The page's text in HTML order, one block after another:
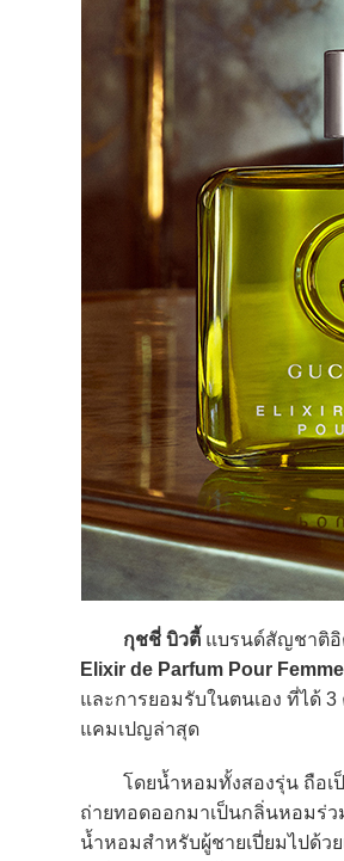
กุชชี่ บิวตี้ แบรนด์สัญชาติอิ
Elixir de Parfum Pour Femme
และการยอมรับในตนเอง ที่ได้
แคมเปญล่าสุด
โดยน้ำหอมทั้งสองรุ่น ถือเป็น
ถ่ายทอดออกมาเป็นกลิ่นหอมร่
น้ำหอมสำหรับผู้ชายเปี่ยมไปด้